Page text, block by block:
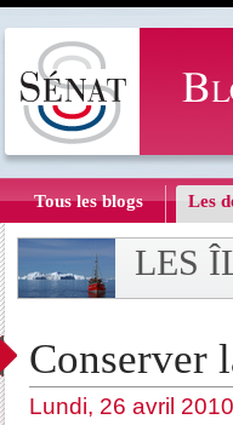
Tous les blogs Les
LES
Conserver
Lundi, 26 avril 2010